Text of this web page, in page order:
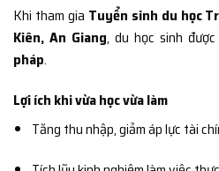
Khi tham gia Tuyển sinh du học
Kiên, An Giang, du học sinh
pháp.
Lợi ích khi vừa học vừa làm
Tăng thu nhập, giảm áp lực tài